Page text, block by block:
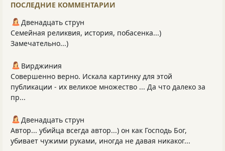
ПОСЛЕДНИЕ КОММЕНТАРИИ
Двенадцать струн
Семейная реликвия, история, побасенка...)
Замечательно...)
Вирджиния
Совершенно верно. Искала картинку для этой
публикации - их великое множество ... Да что далеко за
пр...
Двенадцать струн
Автор... убийца всегда автор...) он как Господь Бог,
убивает чужими руками, иногда не давая никаког...